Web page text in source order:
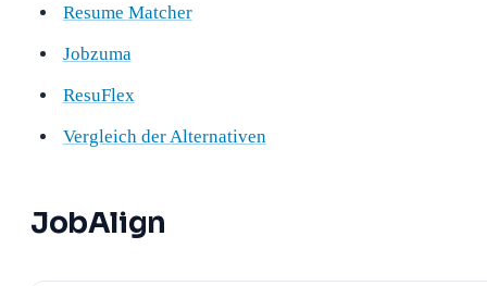
Resume Matcher
Jobzuma
ResuFlex
Vergleich der Alternativen
JobAlign